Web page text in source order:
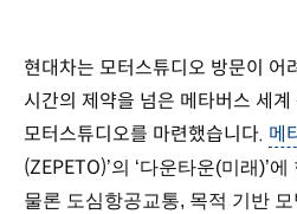
현대차는 모터스튜디오 방문이 어
시간의 제약을 넘은 메타버스 세계
모터스튜디오를 마련했습니다. 메
(ZEPETO)’의 ‘다운타운(미래)’
물론 도심항공교통, 목적 기반